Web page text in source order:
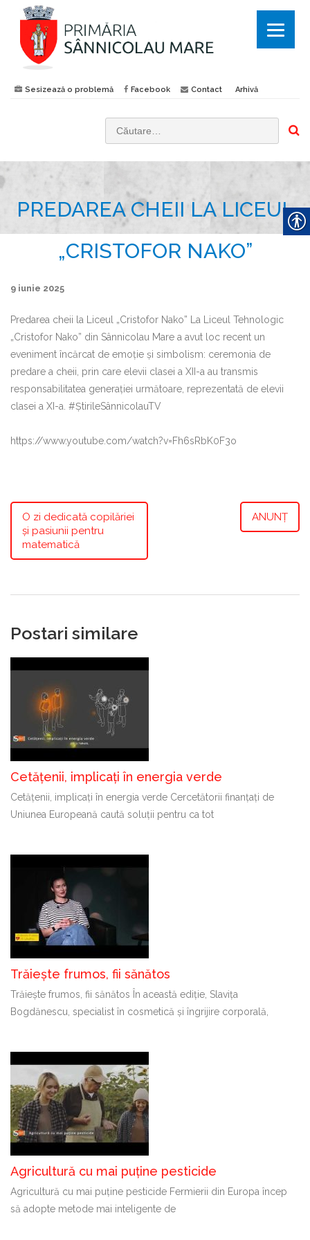
Sesizează o problemă Facebook Contact Arhivă
:
PREDAREA CHEII LA LICEUL
„CRISTOFOR NAKO”
9 iunie 2025
Predarea cheii la Liceul „Cristofor Nako” La Liceul Tehnologic
„Cristofor Nako” din Sânnicolau Mare a avut loc recent un
eveniment încărcat de emoție și simbolism: ceremonia de
predare a cheii, prin care elevii clasei a XII-a au transmis
responsabilitatea generației următoare, reprezentată de elevii
clasei a XI-a. #ȘtirileSânnicolauTV
https://www.youtube.com/watch?v=Fh6sRbK0F3o
O zi dedicată copilăriei
și pasiunii pentru
matematică
ANUNȚ
Postari similare
Cetățenii, implicați în energia verde
Cetățenii, implicați în energia verde Cercetătorii finanțați de
Uniunea Europeană caută soluții pentru ca tot
Trăiește frumos, fii sănătos
Trăiește frumos, fii sănătos În această ediție, Slavița
Bogdănescu, specialist în cosmetică și îngrijire corporală,
Agricultură cu mai puține pesticide
Agricultură cu mai puține pesticide Fermierii din Europa încep
să adopte metode mai inteligente de